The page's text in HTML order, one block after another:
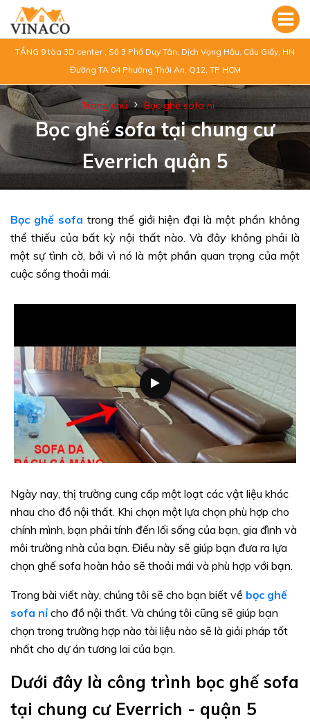
TẦNG 9 tòa 3D center , Số 3 Phố Duy Tân, Dịch Vọng Hậu, Cầu Giấy, HN
Đường TA 04 Phường Thới An, Q12, TP HCM
Trang chủ Bọc ghế sofa nỉ
Bọc ghế sofa tại chung cư
Everrich quận 5
Bọc ghế sofa trong thế giới hiện đại là một phần không
thể thiếu của bất kỳ nội thất nào. Và đây không phải là
một sự tình cờ, bởi vì nó là một phần quan trọng của một
cuộc sống thoải mái.
Ngày nay, thị trường cung cấp một loạt các vật liệu khác
nhau cho đồ nội thất. Khi chọn một lựa chọn phù hợp cho
chính mình, bạn phải tính đến lối sống của bạn, gia đình và
môi trường nhà của bạn. Điều này sẽ giúp bạn đưa ra lựa
chọn ghế sofa hoàn hảo sẽ thoải mái và phù hợp với bạn.
Trong bài viết này, chúng tôi sẽ cho bạn biết về bọc ghế
sofa nỉ cho đồ nội thất. Và chúng tôi cũng sẽ giúp bạn
chọn trong trường hợp nào tài liệu nào sẽ là giải pháp tốt
nhất cho dự án tương lai của bạn.
Dưới đây là công trình bọc ghế sofa
tại chung cư Everrich - quận 5